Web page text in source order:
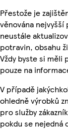
Přestože je
věnována
neustále
potravin, obsahu
Vždy byste si měli
pouze na
V případě
ohledně výrobků
pro služby
pokdu se nejedná